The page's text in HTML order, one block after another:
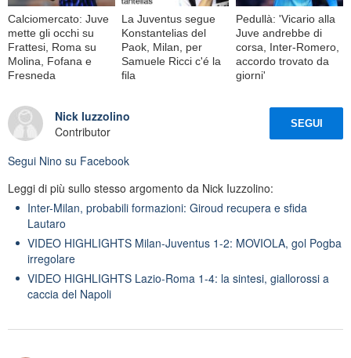
Calciomercato: Juve
mette gli occhi su
Frattesi, Roma su
Molina, Fofana e
Fresneda
La Juventus segue
Konstantelias del
Paok, Milan, per
Samuele Ricci c'é la
fila
Pedullà: 'Vicario alla
Juve andrebbe di
corsa, Inter-Romero,
accordo trovato da
giorni'
Nick Iuzzolino
Contributor
SEGUI
Segui Nino su Facebook
Leggi di più sullo stesso argomento da Nick Iuzzolino:
Inter-Milan, probabili formazioni: Giroud recupera e sfida
Lautaro
VIDEO HIGHLIGHTS Milan-Juventus 1-2: MOVIOLA, gol Pogba
irregolare
VIDEO HIGHLIGHTS Lazio-Roma 1-4: la sintesi, giallorossi a
caccia del Napoli